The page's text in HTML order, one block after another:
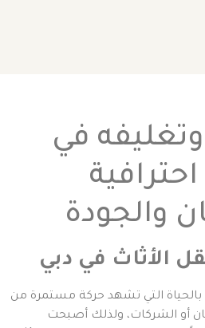
في
والجودة
الأثاث في دبي
بالحياة التي تشهد حركة مستمرة من
أو الشركات، ولذلك أصبحت